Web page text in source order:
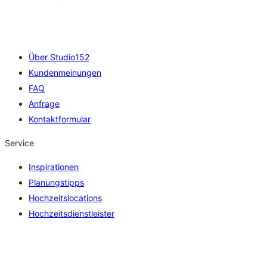
Über Studio152
Kundenmeinungen
FAQ
Anfrage
Kontaktformular
Service
Inspirationen
Planungstipps
Hochzeitslocations
Hochzeitsdienstleister